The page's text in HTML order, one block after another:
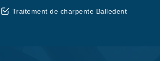
Traitement de charpente Balledent